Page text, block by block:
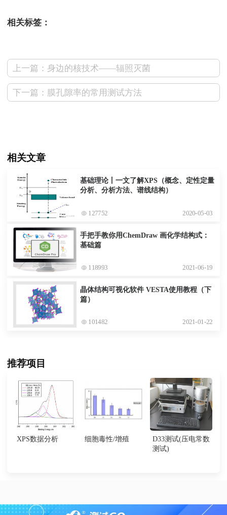
相关标签：
上一篇：身边的核技术——辐照灭菌
下一篇：膜孔隙率的常用测试方法
相关文章
基础理论丨一文了解XPS（概念、定性定量
分析、分析方法、谱线结构）
127752 2020-05-03
手把手教你用ChemDraw 画化学结构式：
基础篇
118993 2021-06-19
晶体结构可视化软件 VESTA使用教程（下
篇）
101482 2021-01-22
推荐项目
XPS数据分析 细胞毒性/增殖
D33测试(压电常数
测试)